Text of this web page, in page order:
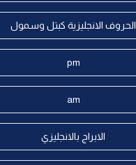
الحروف الانجليزية كبتل وسمول
pm
am
الابراج بالانجليزي